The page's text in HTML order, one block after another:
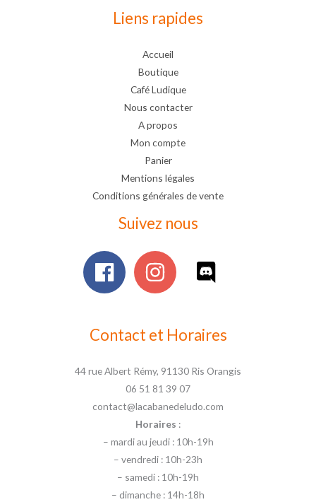
Liens rapides
Accueil
Boutique
Café Ludique
Nous contacter
A propos
Mon compte
Panier
Mentions légales
Conditions générales de vente
Suivez nous
Contact et Horaires
44 rue Albert Rémy, 91130 Ris Orangis
06 51 81 39 07
contact@lacabanedeludo.com
Horaires :
– mardi au jeudi : 10h-19h
– vendredi : 10h-23h
– samedi : 10h-19h
– dimanche : 14h-18h